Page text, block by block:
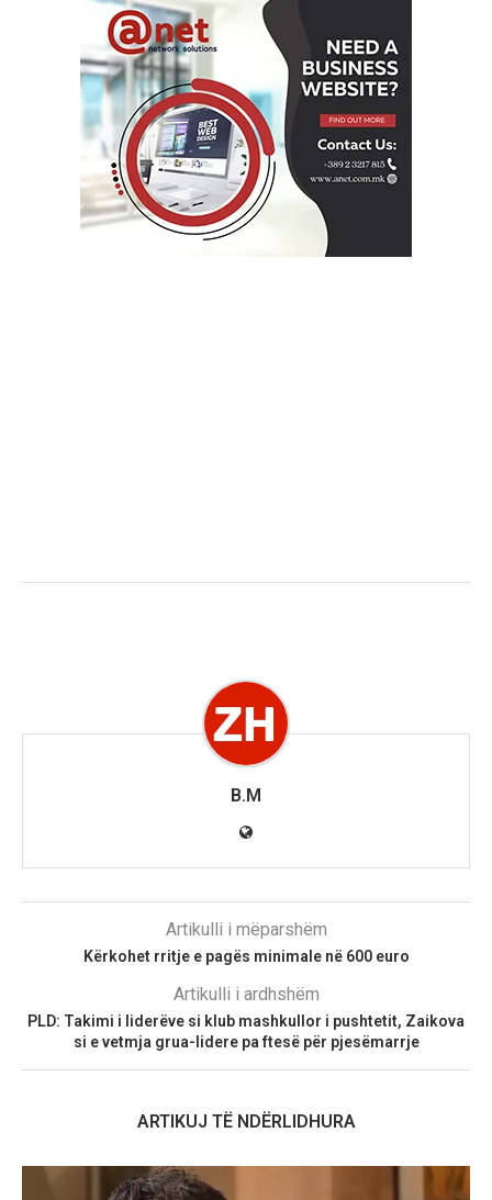
B.M
Artikulli i mëparshëm
Kërkohet rritje e pagës minimale në 600 euro
Artikulli i ardhshëm
PLD: Takimi i liderëve si klub mashkullor i pushtetit, Zaikova
si e vetmja grua-lidere pa ftesë për pjesëmarrje
ARTIKUJ TË NDËRLIDHURA